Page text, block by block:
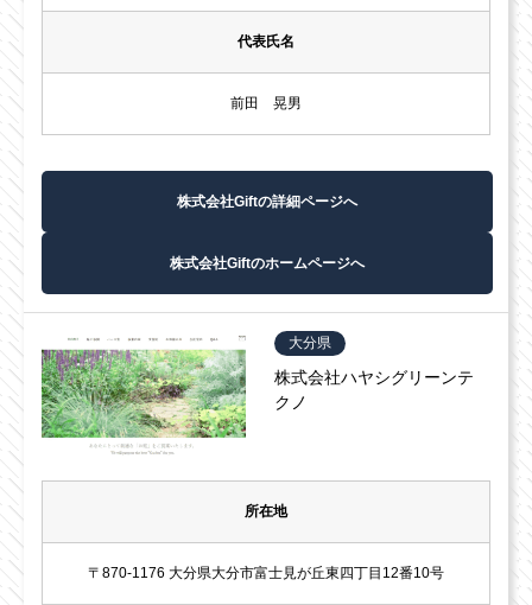
代表氏名
前田 晃男
株式会社Giftの詳細ページへ
株式会社Giftのホームページへ
大分県
株式会社ハヤシグリーンテ
クノ
所在地
〒870-1176 大分県大分市富士見が丘東四丁目12番10号